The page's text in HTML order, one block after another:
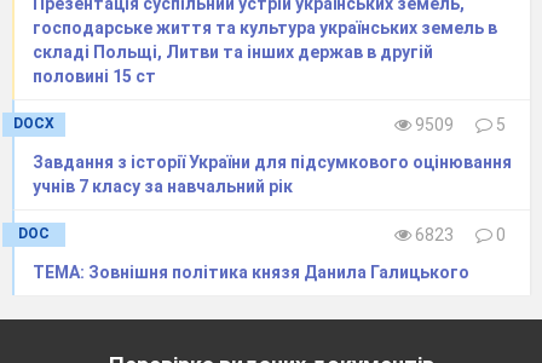
Середземномор’я до Балтики та з Європи на
Схід, існували іудейська, мусульманська та
християнська громади іноземних купців.
Поширення християнства серед місцевого
населення, у тому числі серед дружини та
княжої сім’ї (яскравий приклад — княгиня
прийняття християнства як державної релігії.
До того ж прогресивні правителі інших держав
господарське життя та культура українських земель в
складі Польщі, Литви та інших держав в другій
половині 15 ст
DOCX 9509
5
Завдання з історії України для підсумкового оцінювання
учнів 7 класу за навчальний рік
DOC 6823
0
ТЕМА: Зовнішня політика князя Данила Галицького